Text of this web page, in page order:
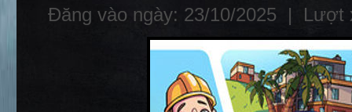
Đăng vào ngày: 23/10/2025 | Lượt